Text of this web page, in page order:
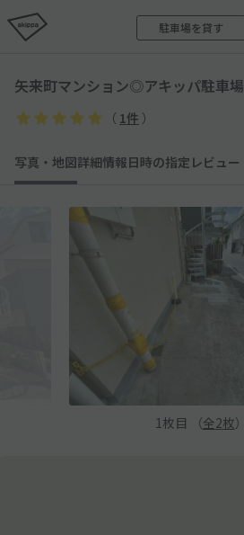
駐車場を貸す
矢来町マンション◎アキッパ駐車場
（ 1件 ）
写真・地図詳細情報日時の指定 レビュー
1 枚目 （全2枚）